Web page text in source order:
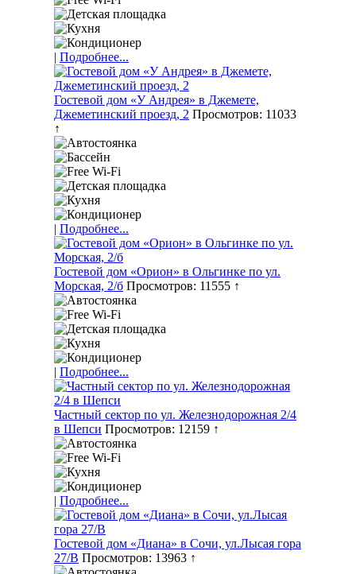
| Подробнее...
Гостевой дом «У Андрея» в Джемете,
Джеметинский проезд, 2 Просмотров: 11033
↑
| Подробнее...
Гостевой дом «Орион» в Ольгинке по ул.
Морская, 2/б Просмотров: 11555 ↑
| Подробнее...
Частный сектор по ул. Железнодорожная 2/4
в Шепси Просмотров: 12159 ↑
| Подробнее...
Гостевой дом «Диана» в Сочи, ул.Лысая гора
27/В Просмотров: 13963 ↑